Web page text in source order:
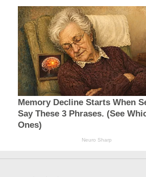
Memory Decline Starts When
Say These 3 Phrases. (See
Ones)
Neuro Sharp